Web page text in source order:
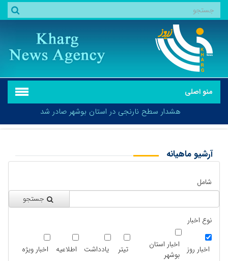
منو اصلی
هشدار سطح نارنجی در استان بوشهر صادر شد
آرشیو ماهیانه
شامل
جستجو
نوع اخبار
اخبار روز
اخبار استان
بوشهر
تیتر یادداشت اطلاعیه اخبار ویژه